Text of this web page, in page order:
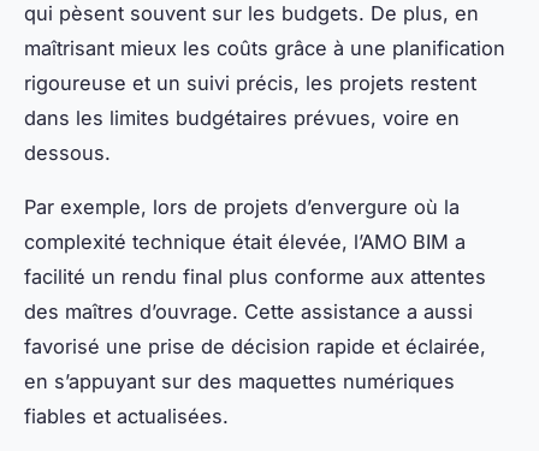
qui pèsent souvent sur les budgets. De plus, en
maîtrisant mieux les coûts grâce à une planification
rigoureuse et un suivi précis, les projets restent
dans les limites budgétaires prévues, voire en
dessous.
Par exemple, lors de projets d’envergure où la
complexité technique était élevée, l’AMO BIM a
facilité un rendu final plus conforme aux attentes
des maîtres d’ouvrage. Cette assistance a aussi
favorisé une prise de décision rapide et éclairée,
en s’appuyant sur des maquettes numériques
fiables et actualisées.